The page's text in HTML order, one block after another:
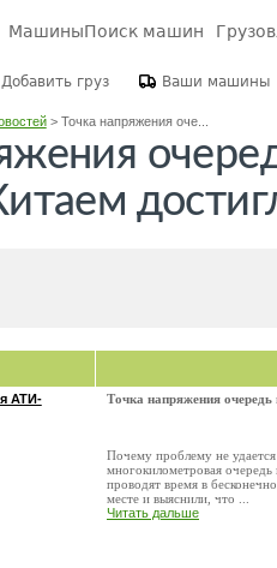
МашиныПоиск машин
Добавить груз Ваши машины
> Точка напряжения оче...
АТИ-
Точка напряжения очередь
Почему проблему не
многокилометровая
проводят время в
месте и выяснили, что ...
Читать дальше